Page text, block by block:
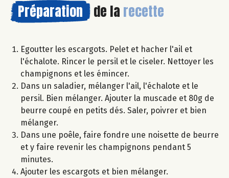
Préparation de la recette
Egoutter les escargots. Pelet et hacher l'ail et
l'échalote. Rincer le persil et le ciseler. Nettoyer les
champignons et les émincer.
Dans un saladier, mélanger l'ail, l'échalote et le
persil. Bien mélanger. Ajouter la muscade et 80g de
beurre coupé en petits dés. Saler, poivrer et bien
mélanger.
Dans une poêle, faire fondre une noisette de beurre
et y faire revenir les champignons pendant 5
minutes.
Ajouter les escargots et bien mélanger.